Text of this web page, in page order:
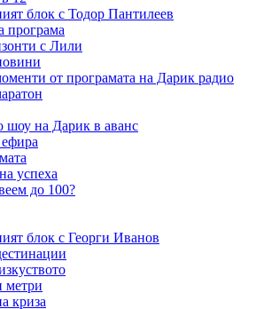
блок с Тодор Пантилеев
програма
с Лили
от програмата на Дарик радио
шоу на Дарик в аванс
успеха
до 100?
блок с Георги Иванов
метри
криза